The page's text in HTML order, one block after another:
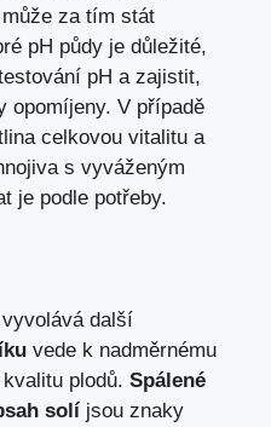
za tím stát
pH půdy je důležité,
pH a zajistit,
opomíjeny. V případě
celkovou vitalitu a
s vyváženým
je podle potřeby.
další
vede k nadměrnému
plodů. Spálené
solí jsou znaky